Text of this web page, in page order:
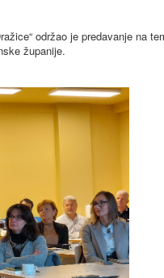
održao je predavanje na
županije.